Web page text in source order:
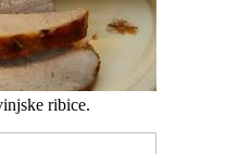
ribice.